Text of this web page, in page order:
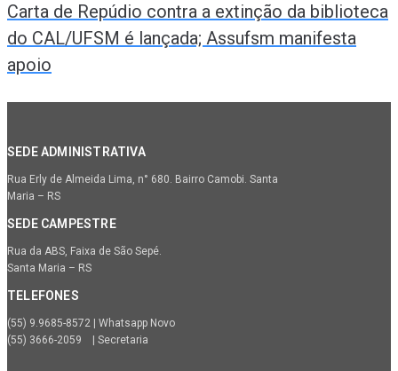
Carta de Repúdio contra a extinção da biblioteca
do CAL/UFSM é lançada; Assufsm manifesta
apoio
SEDE ADMINISTRATIVA
Rua Erly de Almeida Lima, n° 680. Bairro Camobi. Santa
Maria – RS
SEDE CAMPESTRE
Rua da ABS, Faixa de São Sepé.
Santa Maria – RS
TELEFONES
(55) 9.9685-8572 | Whatsapp Novo
(55) 3666-2059 | Secretaria